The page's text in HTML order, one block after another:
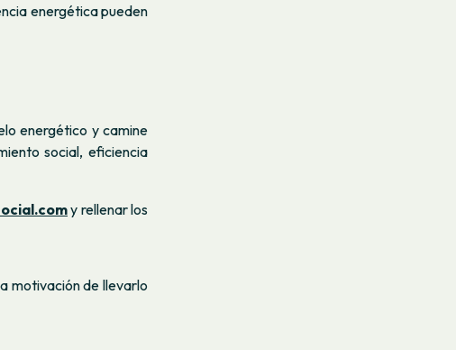
energética pueden
energético y camine
social, eficiencia
y rellenar los
motivación de llevarlo